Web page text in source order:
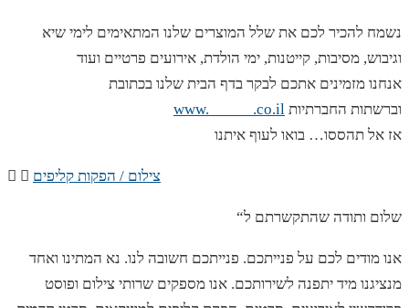
נשמח להכיר לכם את שלל המוצרים שלנו המתאימים לימי שיא
וגיבוש, מסיבות, קייטנות, ימי הולדת, אירועים פרטיים ועוד
אנחנו מזמינים אתכם לבקר בדף הבית שלנו בכתובת
www. .co.il וברשתות החברתיות
אז אל תהססו… בואו לעוף איתנו
צילום / הפקות קליפים
“שלום ותודה שהתקשרתם ל
מנציגנו מיד יתפנה לשירותכם. אנו מספקים שרותי צילום ופוסט